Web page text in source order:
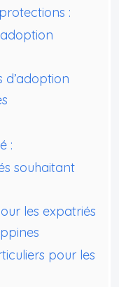
:
d’adoption
:
souhaitant
les expatriés
pour les